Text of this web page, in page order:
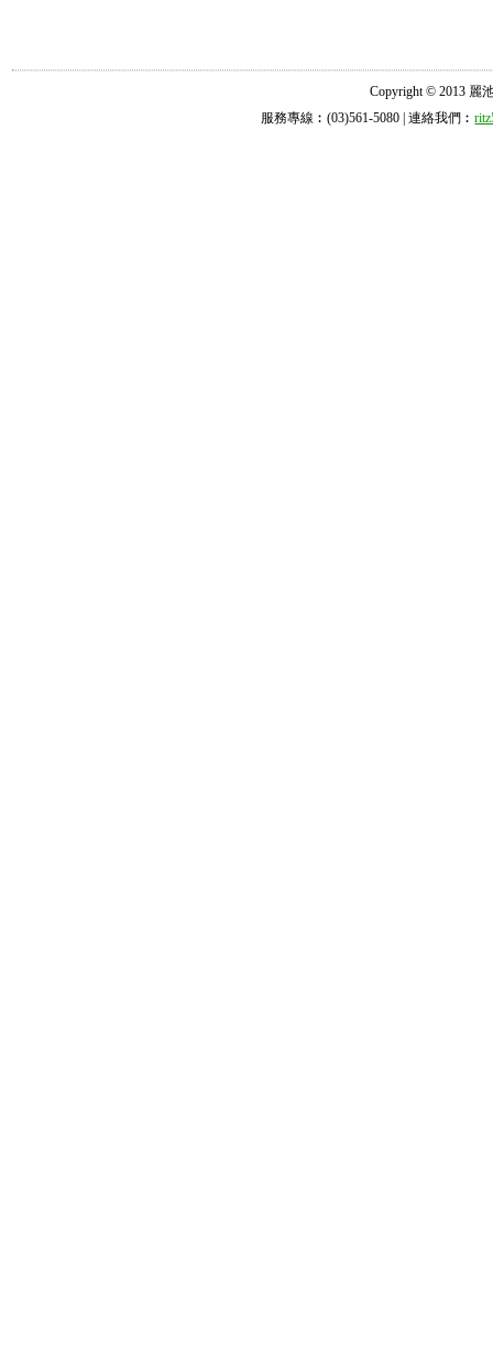
Copyright © 2013 麗
服務專線︰(03)561-5080 | 連絡我們︰